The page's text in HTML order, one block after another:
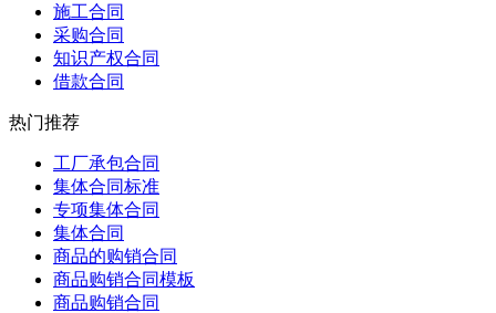
施工合同
采购合同
知识产权合同
借款合同
热门推荐
工厂承包合同
集体合同标准
专项集体合同
集体合同
商品的购销合同
商品购销合同模板
商品购销合同